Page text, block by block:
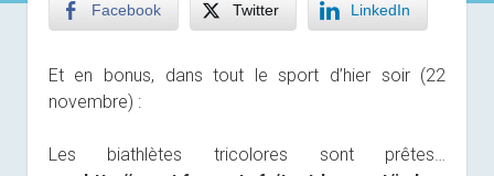
Facebook Twitter LinkedIn
Et en bonus, dans tout le sport d’hier soir (22
novembre) :
Les biathlètes tricolores sont prêtes…